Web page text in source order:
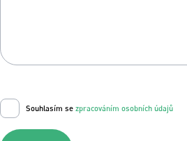
Souhlasím se zpracováním osobních údajů